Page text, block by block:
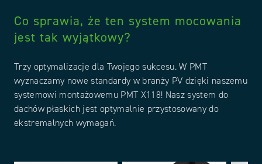
Co sprawia, że ten system mocowania
jest tak wyjątkowy?
Trzy optymalizacje dla Twojego sukcesu. W PMT
wyznaczamy nowe standardy w branży PV dzięki naszemu
systemowi montażowemu PMT X118! Nasz system do
dachów płaskich jest optymalnie przystosowany do
ekstremalnych wymagań.